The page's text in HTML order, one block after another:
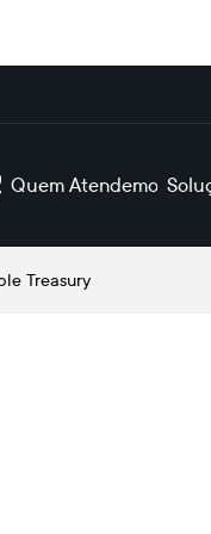
Quem Atendemos
Treasury